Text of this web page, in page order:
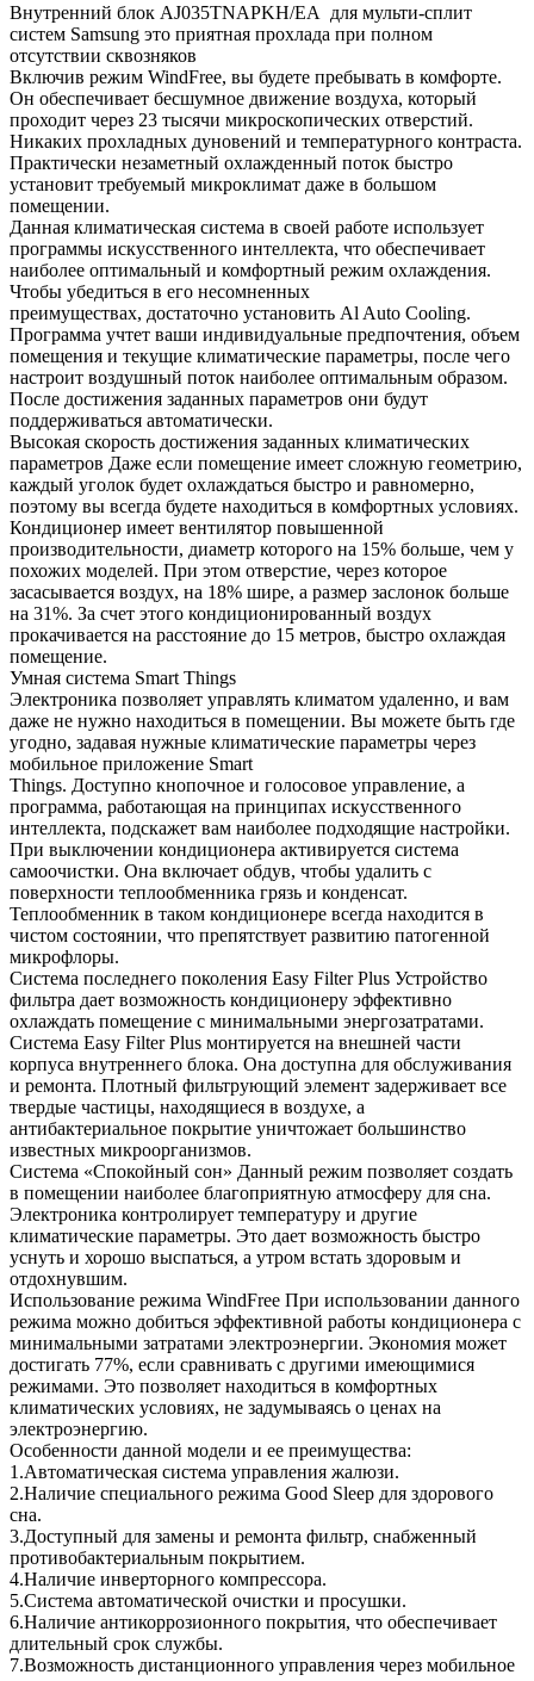
Внутренний блок AJ035TNAPKH/EA для мульти-сплит
систем Samsung это приятная прохлада при полном
отсутствии сквозняков
Включив режим WindFree, вы будете пребывать в комфорте.
Он обеспечивает бесшумное движение воздуха, который
проходит через 23 тысячи микроскопических отверстий.
Никаких прохладных дуновений и температурного контраста.
Практически незаметный охлажденный поток быстро
установит требуемый микроклимат даже в большом
помещении.
Данная климатическая система в своей работе использует
программы искусственного интеллекта, что обеспечивает
наиболее оптимальный и комфортный режим охлаждения.
Чтобы убедиться в его несомненных
преимуществах, достаточно установить Al Auto Cooling.
Программа учтет ваши индивидуальные предпочтения, объем
помещения и текущие климатические параметры, после чего
настроит воздушный поток наиболее оптимальным образом.
После достижения заданных параметров они будут
поддерживаться автоматически.
Высокая скорость достижения заданных климатических
параметров Даже если помещение имеет сложную геометрию,
каждый уголок будет охлаждаться быстро и равномерно,
поэтому вы всегда будете находиться в комфортных условиях.
Кондиционер имеет вентилятор повышенной
производительности, диаметр которого на 15% больше, чем у
похожих моделей. При этом отверстие, через которое
засасывается воздух, на 18% шире, а размер заслонок больше
на 31%. За счет этого кондиционированный воздух
прокачивается на расстояние до 15 метров, быстро охлаждая
помещение.
Умная система Smart Things
Электроника позволяет управлять климатом удаленно, и вам
даже не нужно находиться в помещении. Вы можете быть где
угодно, задавая нужные климатические параметры через
мобильное приложение Smart
Things. Доступно кнопочное и голосовое управление, а
программа, работающая на принципах искусственного
интеллекта, подскажет вам наиболее подходящие настройки.
При выключении кондиционера активируется система
самоочистки. Она включает обдув, чтобы удалить с
поверхности теплообменника грязь и конденсат.
Теплообменник в таком кондиционере всегда находится в
чистом состоянии, что препятствует развитию патогенной
микрофлоры.
Система последнего поколения Easy Filter Plus Устройство
фильтра дает возможность кондиционеру эффективно
охлаждать помещение с минимальными энергозатратами.
Система Easy Filter Plus монтируется на внешней части
корпуса внутреннего блока. Она доступна для обслуживания
и ремонта. Плотный фильтрующий элемент задерживает все
твердые частицы, находящиеся в воздухе, а
антибактериальное покрытие уничтожает большинство
известных микроорганизмов.
Система «Спокойный сон» Данный режим позволяет создать
в помещении наиболее благоприятную атмосферу для сна.
Электроника контролирует температуру и другие
климатические параметры. Это дает возможность быстро
уснуть и хорошо выспаться, а утром встать здоровым и
отдохнувшим.
Использование режима WindFree При использовании данного
режима можно добиться эффективной работы кондиционера с
минимальными затратами электроэнергии. Экономия может
достигать 77%, если сравнивать с другими имеющимися
режимами. Это позволяет находиться в комфортных
климатических условиях, не задумываясь о ценах на
электроэнергию.
Особенности данной модели и ее преимущества:
1.Автоматическая система управления жалюзи.
2.Наличие специального режима Good Sleep для здорового
сна.
3.Доступный для замены и ремонта фильтр, снабженный
противобактериальным покрытием.
4.Наличие инверторного компрессора.
5.Система автоматической очистки и просушки.
6.Наличие антикоррозионного покрытия, что обеспечивает
длительный срок службы.
7.Возможность дистанционного управления через мобильное